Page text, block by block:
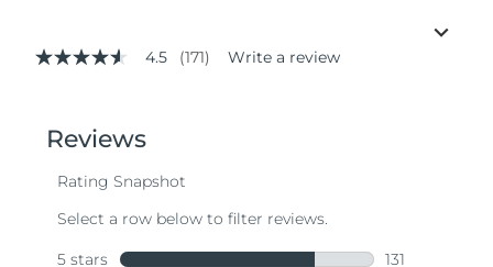
4.5
stars,
average
value.
171
Same
4.5 (171) Write a review